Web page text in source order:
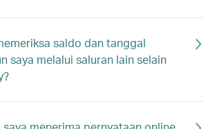
saldo dan tanggal
saya melalui saluran lain selain